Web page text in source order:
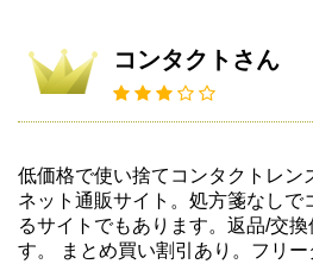
コンタクトさん
低価格で使い捨てコンタクトレン
ネット通販サイト。処方箋なしで
るサイトでもあります。返品/交
す。 まとめ買い割引あり。フリ